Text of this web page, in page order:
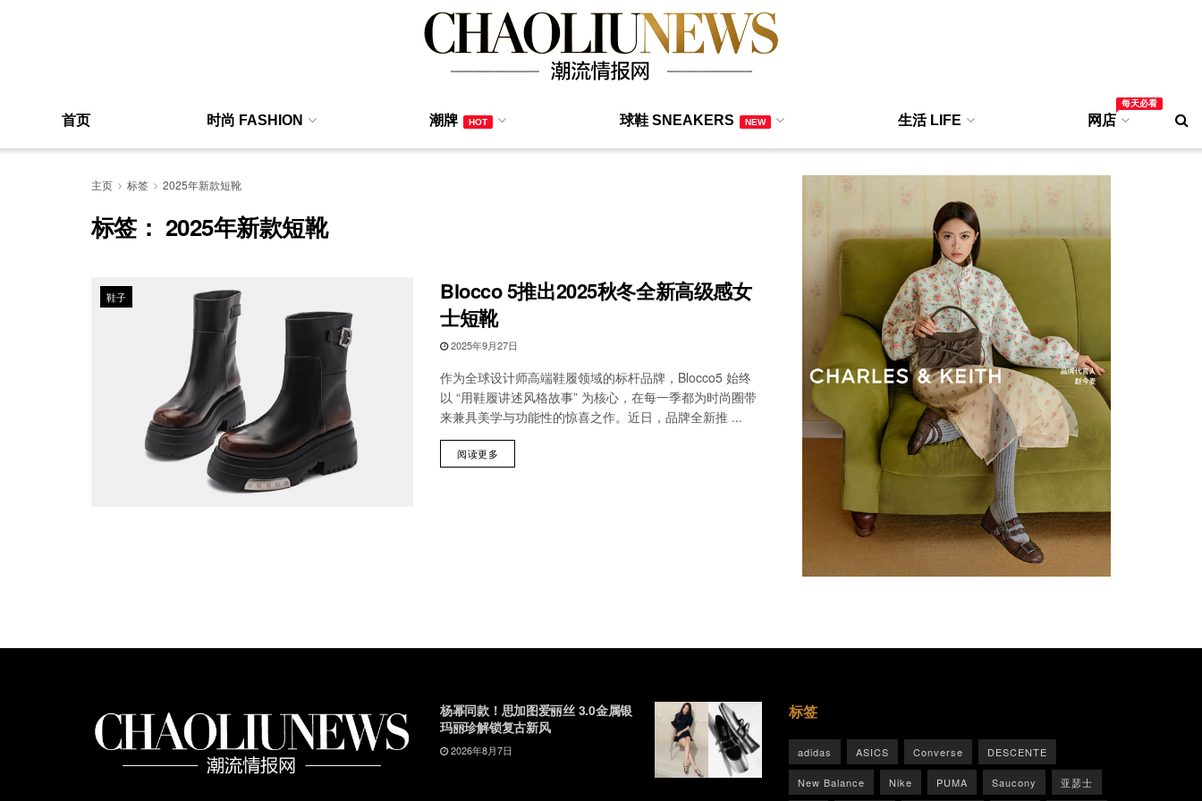
首页 时尚 FASHION 潮牌 HOT 球鞋 SNEAKERS NEW 生活 LIFE 网店
每天必看
主页 标签 2025年新款短靴
标签： 2025年新款短靴
鞋子
Blocco 5推出2025秋冬全新高级感女
士短靴
2025年9月27日
作为全球设计师高端鞋履领域的标杆品牌，Blocco5 始终
以 “用鞋履讲述风格故事” 为核心，在每一季都为时尚圈带
来兼具美学与功能性的惊喜之作。近日，品牌全新推 ...
阅读更多
杨幂同款！思加图爱丽丝 3.0金属银
玛丽珍解锁复古新风
2026年8月7日
标签
adidas ASICS Converse DESCENTE
New Balance Nike PUMA Saucony 亚瑟士